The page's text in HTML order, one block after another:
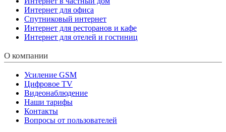
Интернет для офиса
Спутниковый интернет
Интернет для ресторанов и кафе
Интернет для отелей и гостиниц
О компании
Усиление GSM
Цифровое TV
Видеонаблюдение
Наши тарифы
Контакты
Вопросы от пользователей